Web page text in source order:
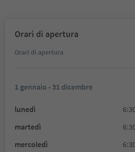
Orari di apertura
Orari di apertura
1 gennaio - 31 dicembre
lunedì
martedì
mercoledì